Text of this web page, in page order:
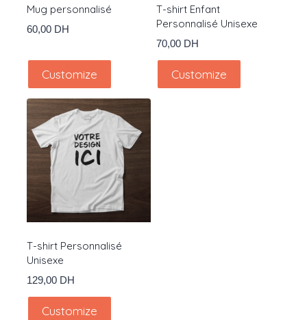
Mug personnalisé
60,00 DH
Customize
T-shirt Enfant
Personnalisé Unisexe
70,00 DH
Customize
T-shirt Personnalisé
Unisexe
129,00 DH
Customize